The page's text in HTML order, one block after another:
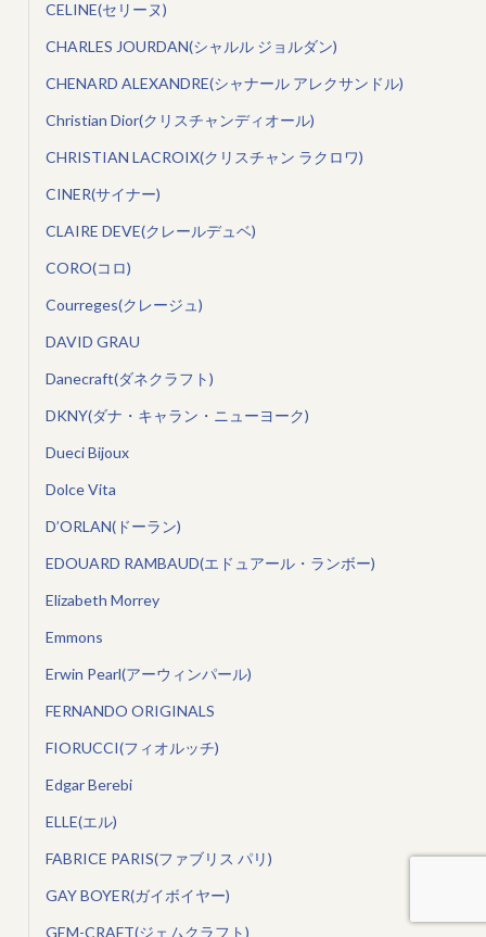
CELINE(セリーヌ)
CHARLES JOURDAN(シャルル ジョルダン)
CHENARD ALEXANDRE(シャナール アレクサンドル)
Christian Dior(クリスチャンディオール)
CHRISTIAN LACROIX(クリスチャン ラクロワ)
CINER(サイナー)
CLAIRE DEVE(クレールデュベ)
CORO(コロ)
Courreges(クレージュ)
DAVID GRAU
Danecraft(ダネクラフト)
DKNY(ダナ・キャラン・ニューヨーク)
Dueci Bijoux
Dolce Vita
D’ORLAN(ドーラン)
EDOUARD RAMBAUD(エドュアール・ランボー)
Elizabeth Morrey
Emmons
Erwin Pearl(アーウィンパール)
FERNANDO ORIGINALS
FIORUCCI(フィオルッチ)
Edgar Berebi
ELLE(エル)
FABRICE PARIS(ファブリス パリ)
GAY BOYER(ガイボイヤー)
GEM-CRAFT(ジェムクラフト)